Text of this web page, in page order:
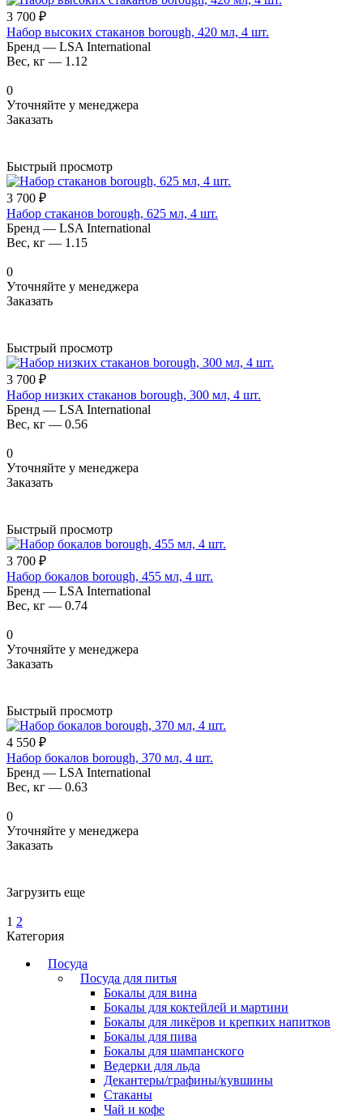
3 700 ₽
Набор высоких стаканов borough, 420 мл, 4 шт.
Бренд — LSA International
Вес, кг — 1.12
0
Уточняйте у менеджера
Заказать
Быстрый просмотр
3 700 ₽
Набор стаканов borough, 625 мл, 4 шт.
Бренд — LSA International
Вес, кг — 1.15
0
Уточняйте у менеджера
Заказать
Быстрый просмотр
3 700 ₽
Набор низких стаканов borough, 300 мл, 4 шт.
Бренд — LSA International
Вес, кг — 0.56
0
Уточняйте у менеджера
Заказать
Быстрый просмотр
3 700 ₽
Набор бокалов borough, 455 мл, 4 шт.
Бренд — LSA International
Вес, кг — 0.74
0
Уточняйте у менеджера
Заказать
Быстрый просмотр
4 550 ₽
Набор бокалов borough, 370 мл, 4 шт.
Бренд — LSA International
Вес, кг — 0.63
0
Уточняйте у менеджера
Заказать
Загрузить еще
1 2
Категория
Посуда
Посуда для питья
Бокалы для вина
Бокалы для коктейлей и мартини
Бокалы для ликёров и крепких напитков
Бокалы для пива
Бокалы для шампанского
Ведерки для льда
Декантеры/графины/кувшины
Стаканы
Чай и кофе